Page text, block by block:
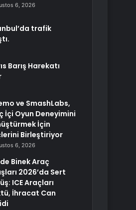
6, 2026
trafik
Barış Harekatı
ve SmashLabs,
İçi Oyun Deneyimini
İçin
Birleştiriyor
6, 2026
Binek Araç
2026’da Sert
ICE Araçları
İhracat Can